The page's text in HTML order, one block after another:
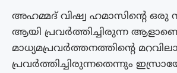
അഹമ്മദ് വിഷ്വ ഹമാസിന്റെ ഒരു
ആയി പ്രവർത്തിച്ചിരുന്ന
മാധ്യമപ്രവർത്തനത്തിന്റെ
പ്രവർത്തിച്ചിരുന്നതെന്നും